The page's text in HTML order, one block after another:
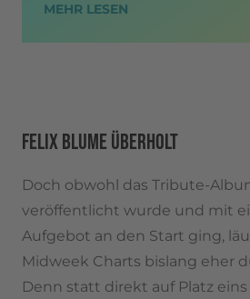
MEHR LESEN
FELIX BLUME ÜBERHOLT
Doch obwohl das Tribute-
veröffentlicht wurde und mit
Aufgebot an den Start ging,
Midweek Charts bislang eher
Denn statt direkt auf Platz